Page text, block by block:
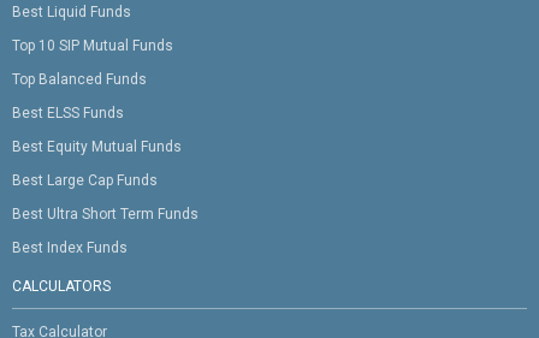
Best Liquid Funds
Top 10 SIP Mutual Funds
Top Balanced Funds
Best ELSS Funds
Best Equity Mutual Funds
Best Large Cap Funds
Best Ultra Short Term Funds
Best Index Funds
CALCULATORS
Tax Calculator